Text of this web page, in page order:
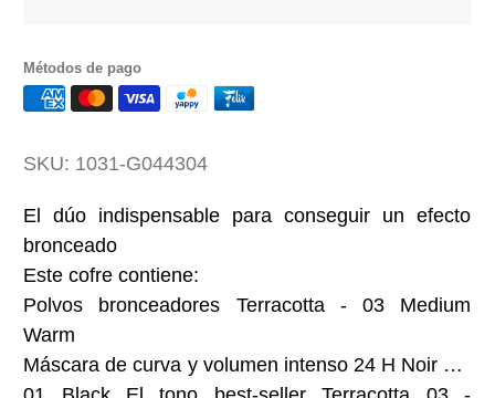
Métodos de pago
SKU: 1031-G044304
El dúo indispensable para conseguir un efecto
bronceado
Este cofre contiene:
Polvos bronceadores Terracotta - 03 Medium
Warm
Máscara de curva y volumen intenso 24 H Noir G -